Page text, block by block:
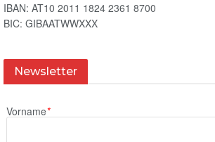
IBAN: AT10 2011 1824 2361 8700
BIC: GIBAATWWXXX
Newsletter
Vorname*